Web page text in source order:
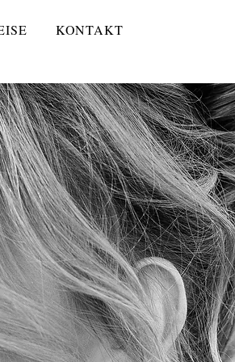
KONTAKT